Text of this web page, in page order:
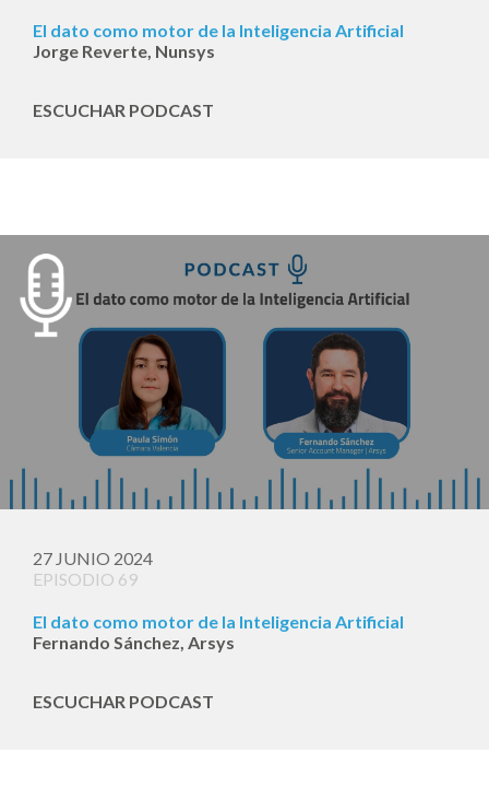
El dato como motor de la Inteligencia Artificial
Jorge Reverte, Nunsys
ESCUCHAR PODCAST
27 JUNIO 2024
EPISODIO 69
El dato como motor de la Inteligencia Artificial
Fernando Sánchez, Arsys
ESCUCHAR PODCAST